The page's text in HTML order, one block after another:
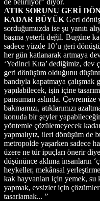
ATIK SORUNU GERİ
KADAR BÜYÜK Geri
sorduğumuzda ise şu yanıtı
başına yeterli değil. Bugüne
sadece yüzde 10’u geri
her gün katlanarak artmaya
‘Yedinci Kıta’ dediğimiz, dev
geri dönüşüm olduğunu
bandıyla kapatmaya
yapılabilecek, işin içine
pansuman aslında.
bakmamızı, atıklarımızı
konuda bir şeyler
yöntemle çözülemeyecek
yapmalıyız, ileri dönüşüm de
metropolde yaşarken sadece
üzere ne tür ipuçları önerir
düşününce aklıma insanların
heykeller, mekânsal
kak hayvanları için yemek, su
yapmak, evsizler için
tasarlamak... ”